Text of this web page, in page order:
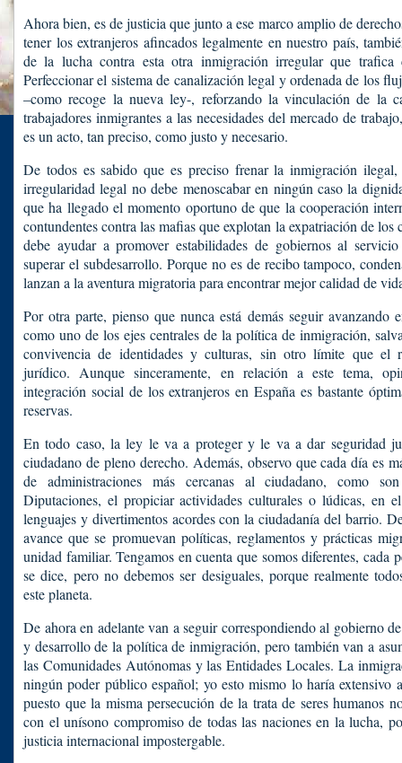
Ahora bien, es de justicia que junto a ese marco amplio de
tener los extranjeros afincados legalmente en nuestro país,
de la lucha contra esta otra inmigración irregular que trafica
Perfeccionar el sistema de canalización legal y ordenada de los
–como recoge la nueva ley-, reforzando la vinculación de la
trabajadores inmigrantes a las necesidades del mercado de
es un acto, tan preciso, como justo y necesario.
De todos es sabido que es preciso frenar la inmigración
irregularidad legal no debe menoscabar en ningún caso la
que ha llegado el momento oportuno de que la cooperación
contundentes contra las mafias que explotan la expatriación de los
debe ayudar a promover estabilidades de gobiernos al
superar el subdesarrollo. Porque no es de recibo tampoco,
lanzan a la aventura migratoria para encontrar mejor calidad de
Por otra parte, pienso que nunca está demás seguir avanzando
como uno de los ejes centrales de la política de inmigración,
convivencia de identidades y culturas, sin otro límite que el
jurídico. Aunque sinceramente, en relación a este tema,
integración social de los extranjeros en España es bastante
reservas.
En todo caso, la ley le va a proteger y le va a dar seguridad
ciudadano de pleno derecho. Además, observo que cada día es
de administraciones más cercanas al ciudadano, como
Diputaciones, el propiciar actividades culturales o lúdicas, en
lenguajes y divertimentos acordes con la ciudadanía del barrio.
avance que se promuevan políticas, reglamentos y prácticas
unidad familiar. Tengamos en cuenta que somos diferentes, cada
se dice, pero no debemos ser desiguales, porque realmente
este planeta.
De ahora en adelante van a seguir correspondiendo al gobierno
y desarrollo de la política de inmigración, pero también van a
las Comunidades Autónomas y las Entidades Locales. La
ningún poder público español; yo esto mismo lo haría extensivo
puesto que la misma persecución de la trata de seres humanos
con el unísono compromiso de todas las naciones en la lucha,
justicia internacional impostergable.